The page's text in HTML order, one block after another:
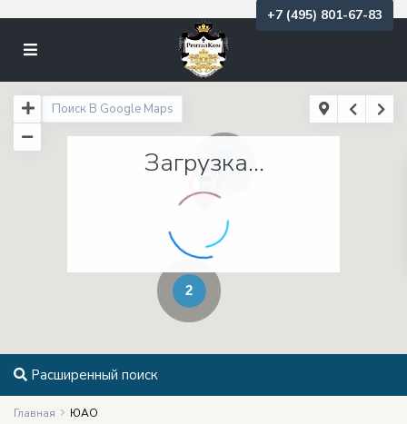
+7 (495) 801-67-83
2
2
Загрузка...
Расширенный поиск
Главная ЮАО